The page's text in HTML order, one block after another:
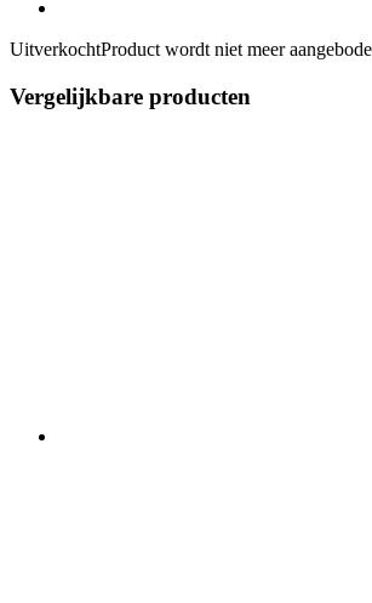
UitverkochtProduct wordt niet meer
Vergelijkbare producten